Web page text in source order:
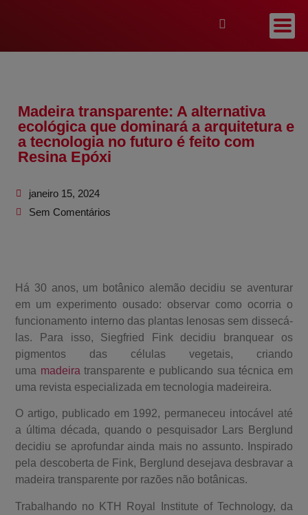
Madeira transparente: A alternativa
ecológica que dominará a arquitetura e
a tecnologia no futuro é feito com
Resina Epóxi
janeiro 15, 2024
Sem Comentários
Há 30 anos, um botânico alemão decidiu se aventurar
em um experimento ousado: observar como ocorria o
funcionamento interno das plantas lenosas sem dissecá-
las. Para isso, Siegfried Fink decidiu branquear os
pigmentos das células vegetais, criando
uma madeira transparente e publicando sua técnica em
uma revista especializada em tecnologia madeireira.
O artigo, publicado em 1992, permaneceu intocável até
a última década, quando o pesquisador Lars Berglund
decidiu se aprofundar ainda mais no assunto. Inspirado
pela descoberta de Fink, Berglund desejava desbravar a
madeira transparente por razões não botânicas.
Trabalhando no KTH Royal Institute of Technology, da